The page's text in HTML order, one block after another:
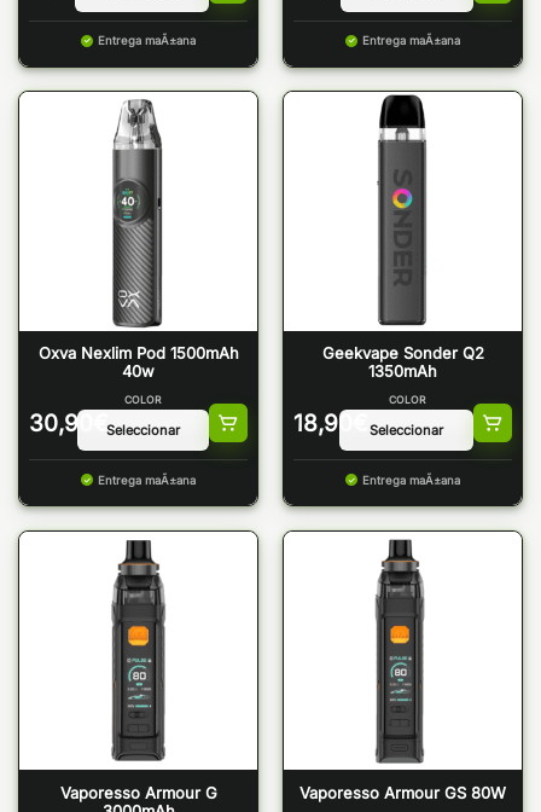
Entrega maÃ±ana Entrega maÃ±ana
Oxva Nexlim Pod 1500mAh
40w
30,90 €
COLOR
Entrega maÃ±ana
Geekvape Sonder Q2
1350mAh
18,90
COLOR
Entrega maÃ±ana
Vaporesso Armour G
Vaporesso Armour GS 80W